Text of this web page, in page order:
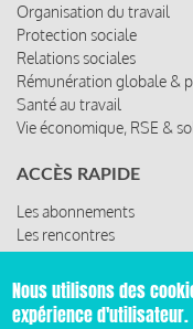
Organisation du travail
Protection sociale
Relations sociales
Rémunération globale &
Santé au travail
Vie économique, RSE &
ACCÈS RAPIDE
Les abonnements
Les rencontres
Les ressources
Nous utilisons des
expérience d'utilisateur.